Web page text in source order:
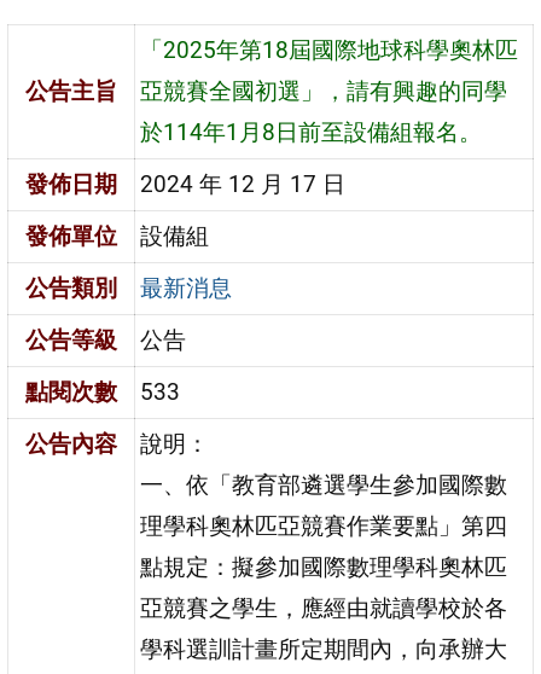
公告主旨
「2025年第18屆國際地球科學奧林匹
亞競賽全國初選」，請有興趣的同學
於114年1月8日前至設備組報名。
發佈日期
2024 年 12 月 17 日
發佈單位
設備組
公告類別
最新消息
公告等級
公告
點閱次數
533
公告內容
說明：
一、依「教育部遴選學生參加國際數
理學科奧林匹亞競賽作業要點」第四
點規定：擬參加國際數理學科奧林匹
亞競賽之學生，應經由就讀學校於各
學科選訓計畫所定期間內，向承辦大